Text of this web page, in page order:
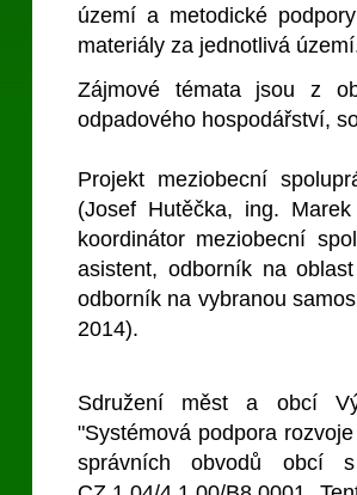
území a metodické
materiály za jednotlivá
Zájmové témata jsou z
odpadového hospodářství,
Projekt meziobecní
(Josef Hutěčka, ing.
koordinátor meziobecní
asistent, odborník na
odborník na vybranou
2014).
Sdružení měst a obcí
"Systémová podpora
správních obvodů obcí